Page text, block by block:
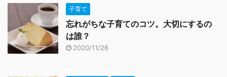
子育て
忘れがちな子育てのコツ。大切にするの
は誰？
2020/11/26